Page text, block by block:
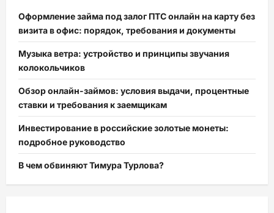
Оформление займа под залог ПТС онлайн на карту без
визита в офис: порядок, требования и документы
Музыка ветра: устройство и принципы звучания
колокольчиков
Обзор онлайн-займов: условия выдачи, процентные
ставки и требования к заемщикам
Инвестирование в российские золотые монеты:
подробное руководство
В чем обвиняют Тимура Турлова?